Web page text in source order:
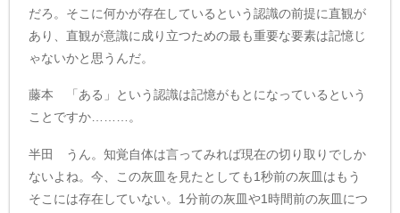
だろ。そこに何かが存在しているという認識の前提に直観が
あり、直観が意識に成り立つための最も重要な要素は記憶じ
ゃないかと思うんだ。
藤本 「ある」という認識は記憶がもとになっているという
ことですか………。
半田 うん。知覚自体は言ってみれば現在の切り取りでしか
ないよね。今、この灰皿を見たとしても1秒前の灰皿はもう
そこには存在していない。1分前の灰皿や1時間前の灰皿につ